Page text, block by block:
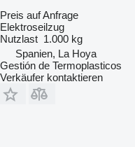
Preis auf Anfrage
Elektroseilzug
Nutzlast 1.000 kg
Spanien, La Hoya
Gestión de Termoplasticos
Verkäufer kontaktieren